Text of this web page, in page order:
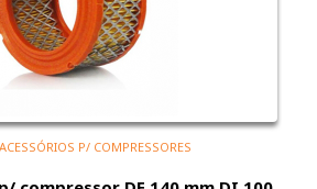
P/ COMPRESSORES